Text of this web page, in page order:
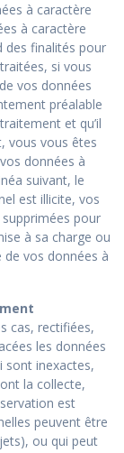
à caractère
à caractère
des finalités pour
si vous
vos données
préalable
et qu’il
vous vous êtes
données à
suivant, le
est illicite, vos
pour
à sa charge ou
vos données à
cas, rectifiées,
les données
sont inexactes,
la collecte,
est
peuvent être
ou qui peut